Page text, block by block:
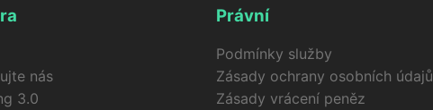
nás
3.0
Právní
Podmínky služby
Zásady ochrany osobních údajů
Zásady vrácení peněz